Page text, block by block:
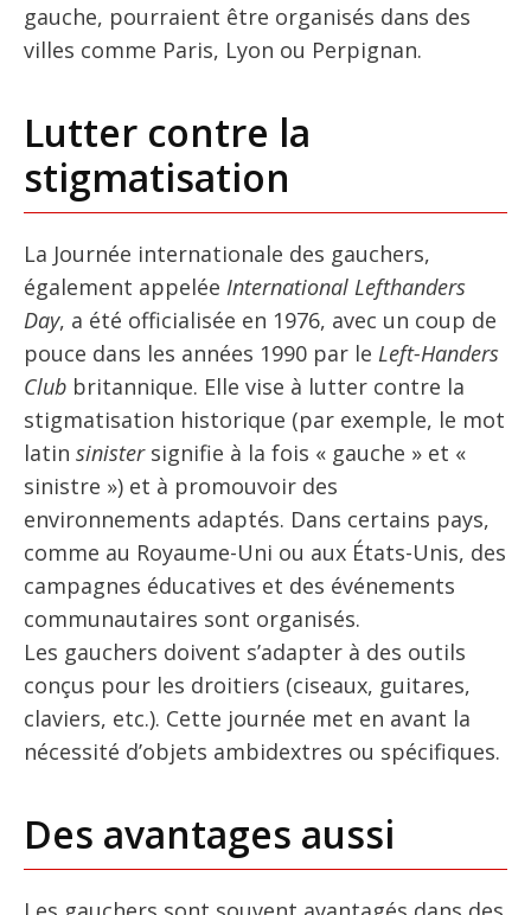
gauche, pourraient être organisés dans des
villes comme Paris, Lyon ou Perpignan.
Lutter contre la
stigmatisation
La Journée internationale des gauchers,
également appelée International Lefthanders
Day, a été officialisée en 1976, avec un coup de
pouce dans les années 1990 par le Left-Handers
Club britannique. Elle vise à lutter contre la
stigmatisation historique (par exemple, le mot
latin sinistersignifie à la fois « gauche » et «
sinistre ») et à promouvoir des
environnements adaptés. Dans certains pays,
comme au Royaume-Uni ou aux États-Unis, des
campagnes éducatives et des événements
communautaires sont organisés.
Les gauchers doivent s’adapter à des outils
conçus pour les droitiers (ciseaux, guitares,
claviers, etc.). Cette journée met en avant la
nécessité d’objets ambidextres ou spécifiques.
Des avantages aussi